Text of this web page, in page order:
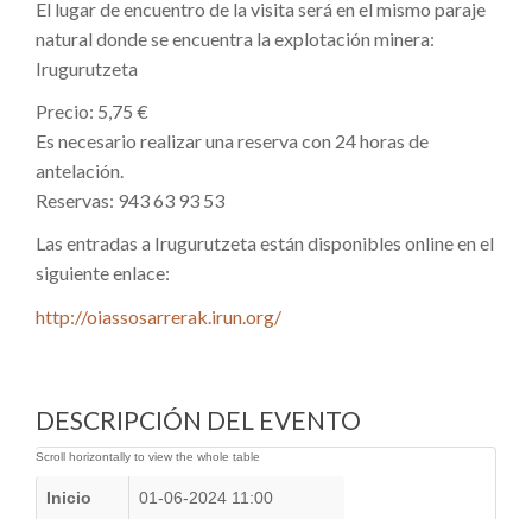
El lugar de encuentro de la visita será en el mismo paraje
natural donde se encuentra la explotación minera:
Irugurutzeta
Precio: 5,75 €
Es necesario realizar una reserva con 24 horas de
antelación.
Reservas: 943 63 93 53
Las entradas a Irugurutzeta están disponibles online en el
siguiente enlace:
http://oiassosarrerak.irun.org/
DESCRIPCIÓN DEL EVENTO
Inicio 01-06-2024 11:00